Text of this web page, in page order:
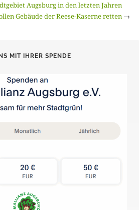
Augsburg in den letzten Jahren
Gebäude der Reese-Kaserne retten →
MIT IHRER SPENDE